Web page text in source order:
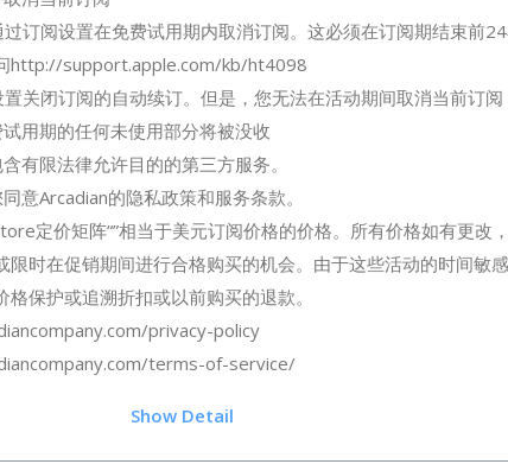
订阅设置在免费试用期内取消订阅。这必须在订阅期结束前
http://support.apple.com/kb/ht4098
关闭订阅的自动续订。但是，您无法在活动期间取消当前订阅
用期的任何未使用部分将被没收
有限法律允许目的的第三方服务。
意Arcadian的隐私政策和服务条款。
定价矩阵“”相当于美元订阅价格的价格。所有价格如有更改
限时在促销期间进行合格购买的机会。由于这些活动的时间敏
保护或追溯折扣或以前购买的退款。
privacy-policy
terms-of-service/
Show Detail